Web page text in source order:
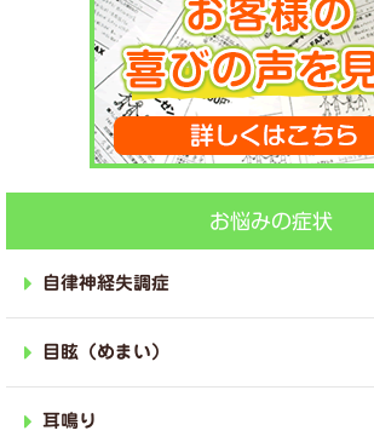
お悩みの症状
自律神経失調症
目眩（めまい）
耳鳴り